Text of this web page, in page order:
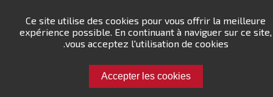
Ce site utilise des cookies pour vous offrir la meilleure
expérience possible. En continuant à naviguer sur ce site,
vous acceptez l'utilisation de cookies.
Accepter les cookies
أسرع انتصار
97s
أبطأ انتصار
587s
تحدى ab.chafik !